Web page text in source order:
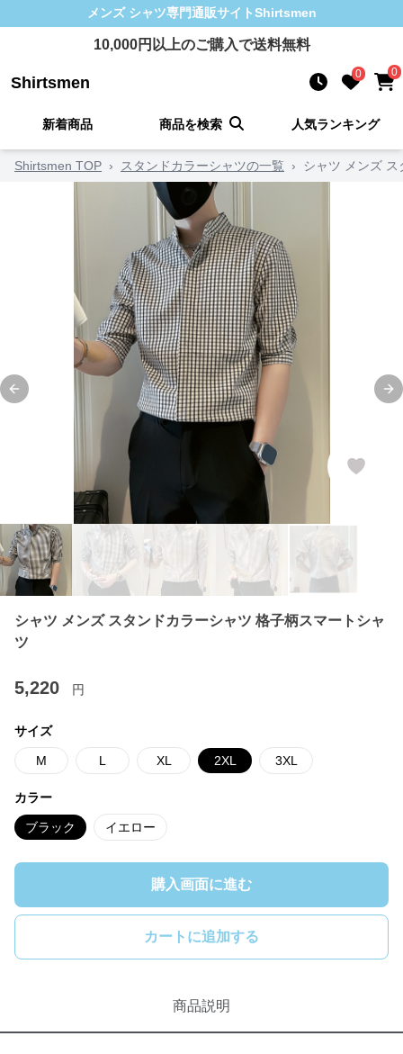
メンズ シャツ専門通販サイトShirtsmen
10,000円以上のご購入で送料無料
Shirtsmen 0 0
新着商品 商品を検索 人気ランキング
Shirtsmen TOP › スタンドカラーシャツの一覧 › シャツ メンズ
Previous slide
シャツ メンズ スタンドカラーシャツ 格子柄スマートシャ
ツ
5,220 円
サイズ
M L XL 2XL 3XL
カラー
ブラック イエロー
購入画面に進む
カートに追加する
商品説明